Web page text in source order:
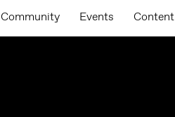
Community Events Content